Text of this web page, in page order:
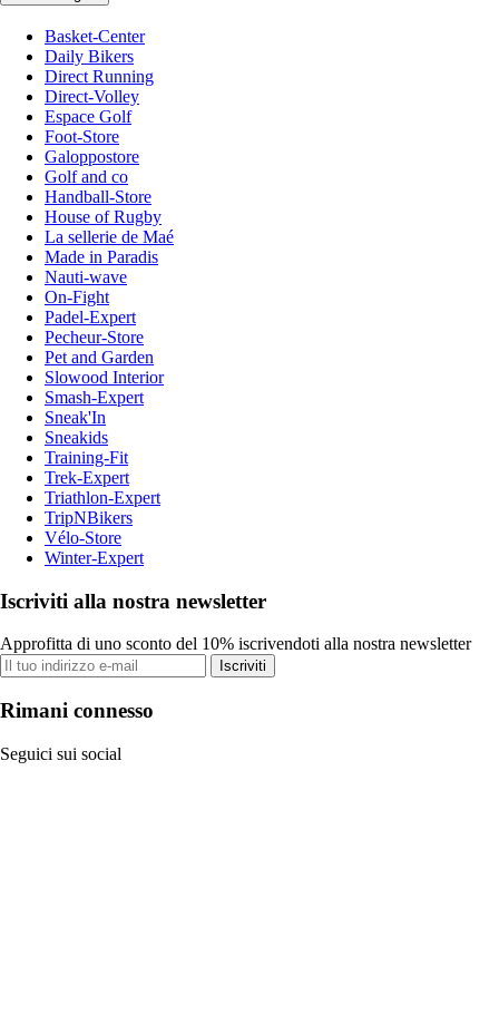
Basket-Center
Daily Bikers
Direct Running
Direct-Volley
Espace Golf
Foot-Store
Galoppostore
Golf and co
Handball-Store
House of Rugby
La sellerie de Maé
Made in Paradis
Nauti-wave
On-Fight
Padel-Expert
Pecheur-Store
Pet and Garden
Slowood Interior
Smash-Expert
Sneak'In
Sneakids
Training-Fit
Trek-Expert
Triathlon-Expert
TripNBikers
Vélo-Store
Winter-Expert
Iscriviti alla nostra newsletter
Approfitta di uno sconto del 10% iscrivendoti alla nostra newsletter
Iscriviti
Rimani connesso
Seguici sui social